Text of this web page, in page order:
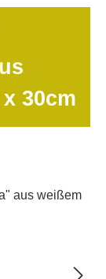
30cm